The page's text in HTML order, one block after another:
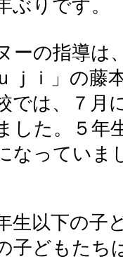
ぶりです。
ーの指導は
ｊｉ」の藤
では、７月
した。５年
なっていま
生以下の子
子どもた